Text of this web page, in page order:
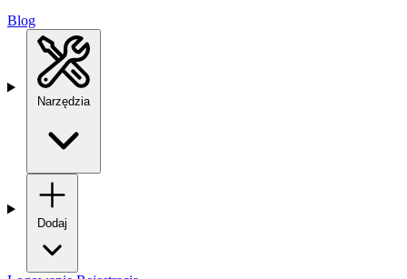
Blog
Narzędzia
Dodaj